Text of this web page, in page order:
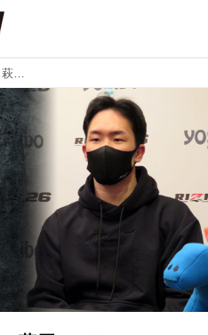
朝倉未来、弥益、平本、萩原 Yogibo presents RIZIN.26 試合前インタビュー Vol.4